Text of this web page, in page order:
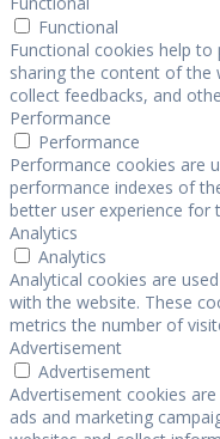
Functional
Functional cookies help
sharing the content of the
collect feedbacks, and
Performance
Performance
Performance cookies are
performance indexes of
better user experience for
Analytics
Analytics
Analytical cookies are
with the website. These
metrics the number of
Advertisement
Advertisement
Advertisement cookies
ads and marketing